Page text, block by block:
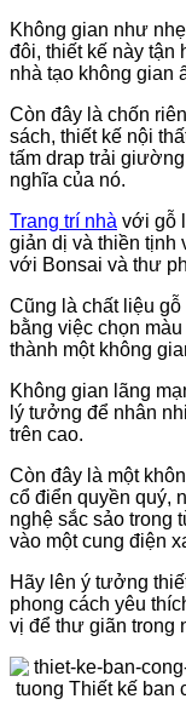
Không gian như
đôi, thiết kế này
nhà tạo không gian
Còn đây là chốn
sách, thiết kế nội
tấm drap trải
nghĩa của nó.
Trang trí nhà với gỗ
giản dị và thiền tịnh
với Bonsai và thư
Cũng là chất liệu
bằng việc chọn
thành một không
Không gian lãng
lý tưởng để nhân
trên cao.
Còn đây là một
cổ điển quyền quý,
nghệ sắc sảo trong
vào một cung điện
Hãy lên ý tưởng
phong cách yêu
vị để thư giãn trong